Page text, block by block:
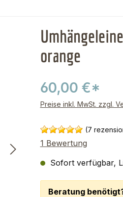
orange
60,00 €*
Preise inkl. MwSt. zzgl.
(7
1 Bewertung
Sofort verfügbar,
Beratung